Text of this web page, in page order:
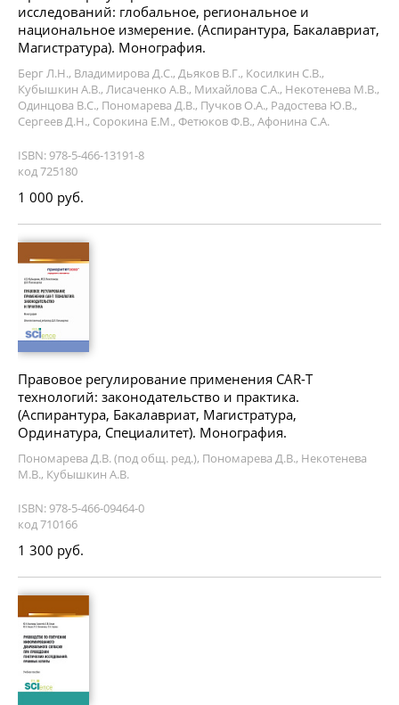
исследований: глобальное, региональное и
национальное измерение. (Аспирантура, Бакалавриат,
Магистратура). Монография.
Берг Л.Н., Владимирова Д.С., Дьяков В.Г., Косилкин С.В.,
Кубышкин А.В., Лисаченко А.В., Михайлова С.А., Некотенева М.В.,
Одинцова В.С., Пономарева Д.В., Пучков О.А., Радостева Ю.В.,
Сергеев Д.Н., Сорокина Е.М., Фетюков Ф.В., Афонина С.А.
ISBN: 978-5-466-13191-8
код 725180
1 000 руб.
Правовое регулирование применения CAR-T
технологий: законодательство и практика.
(Аспирантура, Бакалавриат, Магистратура,
Ординатура, Специалитет). Монография.
Пономарева Д.В. (под общ. ред.), Пономарева Д.В., Некотенева
М.В., Кубышкин А.В.
ISBN: 978-5-466-09464-0
код 710166
1 300 руб.